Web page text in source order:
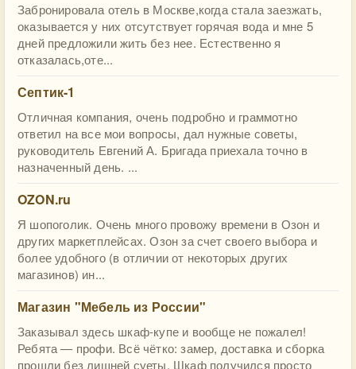
Забронировала отель в Москве,когда стала заезжать,
оказывается у них отсутствует горячая вода и мне 5
дней предложили жить без нее. Естественно я
отказалась,оте...
Септик-1
Отличная компания, очень подробно и граммотно
ответил на все мои вопросы, дал нужные советы,
руководитель Евгений А. Бригада приехала точно в
назначенный день. ...
OZON.ru
Я шопоголик. Очень много провожу времени в Озон и
других маркетплейсах. Озон за счет своего выбора и
более удобного (в отличии от некоторых других
магазинов) ин...
Магазин "Мебель из России"
Заказывал здесь шкаф-купе и вообще не пожалел!
Ребята — профи. Всё чётко: замер, доставка и сборка
прошли без лишней суеты. Шкаф получился просто